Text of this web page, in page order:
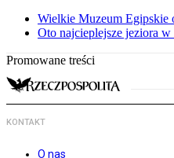
Wielkie Muzeum Egipskie
Oto najcieplejsze jeziora
Promowane treści
KONTAKT
O nas